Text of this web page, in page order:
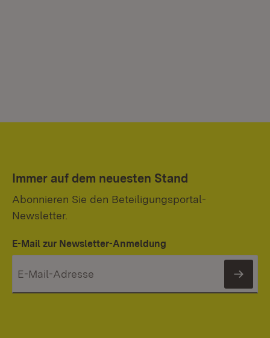
Immer auf dem neuesten Stand
Abonnieren Sie den Beteiligungsportal-
Newsletter.
E-Mail zur Newsletter-Anmeldung